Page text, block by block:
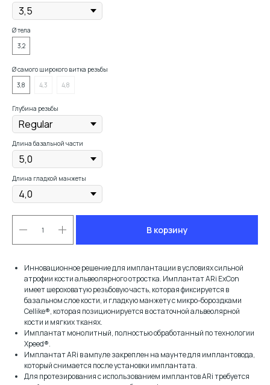
Ø тела
3,2
Ø самого широкого витка резьбы
3,8
4,3 4,8
Глубина резьбы
Длина базальной части
Длина гладкой манжеты
В корзину
Инновационное решение для имплантации в условиях сильной
атрофии кости альвеолярного отростка. Имплантат ARi ExCon
имеет шероховатую резьбовую часть, которая фиксируется в
базальном слое кости, и гладкую манжету с микро-бороздками
Cellike®, которая позиционируется в остаточной альвеолярной
кости и мягких тканях.
Имплантат монолитный, полностью обработанный по технологии
Xpeed®.
Имплантат ARi в ампуле закреплен на маунте для имплантовода,
который снимается после установки имплантата.
Для протезирования с использованием имплантов ARi требуется